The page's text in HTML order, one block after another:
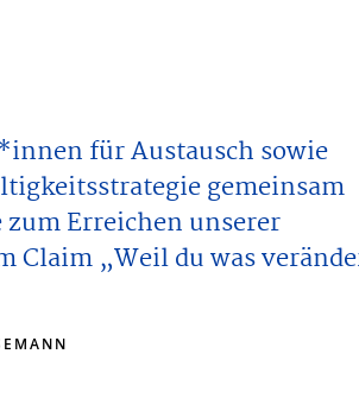
für Austausch sowie
gemeinsam
Erreichen unserer
Claim „Weil du was